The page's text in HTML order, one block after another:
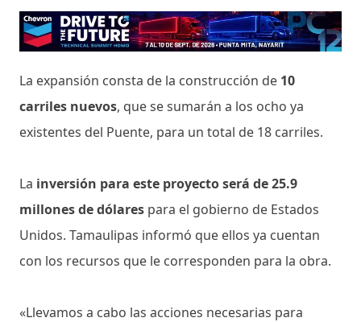
La expansión consta de la construcción de 10
carriles nuevos, que se sumarán a los ocho ya
existentes del Puente, para un total de 18 carriles.
La inversión para este proyecto será de 25.9
millones de dólares para el gobierno de Estados
Unidos. Tamaulipas informó que ellos ya cuentan
con los recursos que le corresponden para la obra.
«Llevamos a cabo las acciones necesarias para